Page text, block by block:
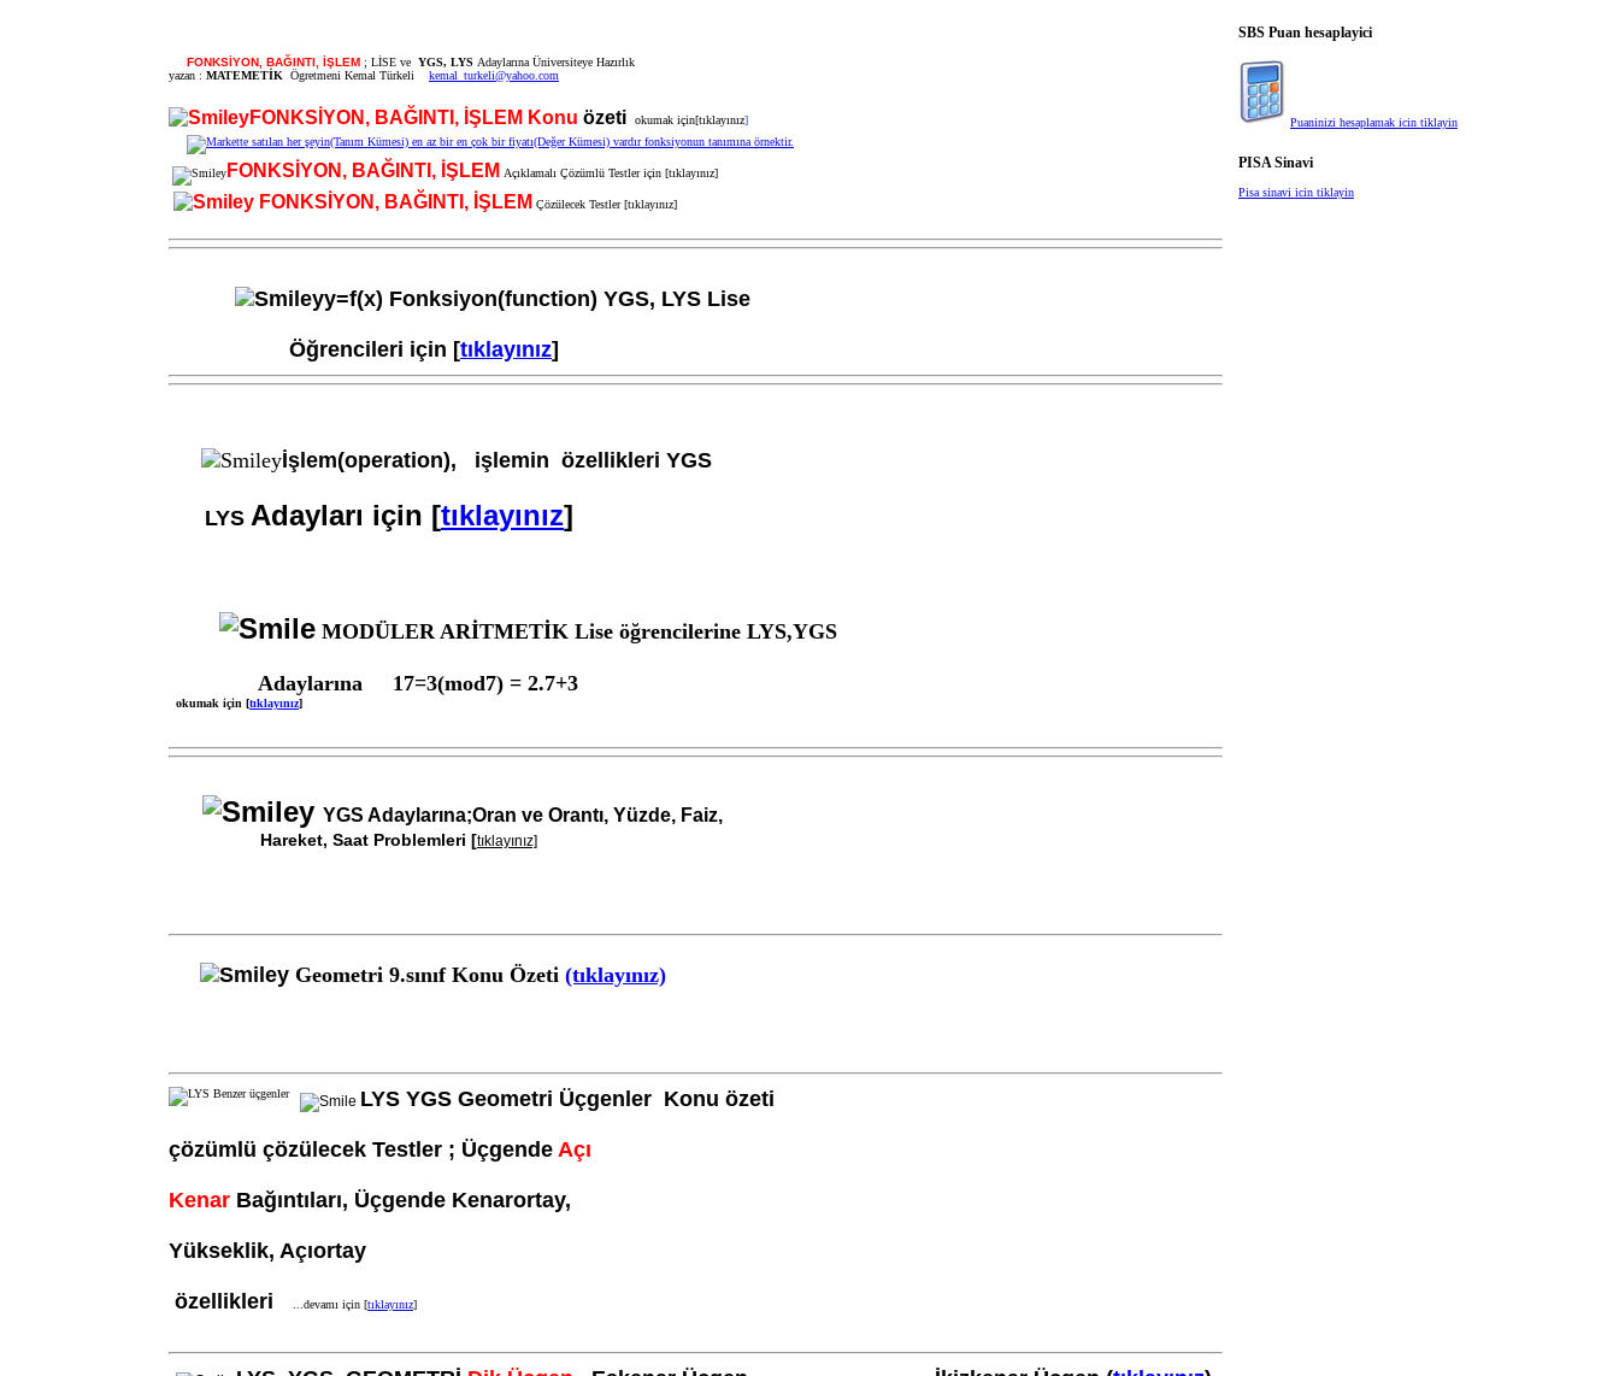
FONKSİYON, BAĞINTI, İŞLEM ; LİSE ve YGS, LYS Adaylarına Üniversiteye Hazırlık
yazan : MATEMETİK Ögretmeni Kemal Türkeli kemal_turkeli@yahoo.com
FONKSİYON, BAĞINTI, İŞLEM Konu özeti okumak için[tıklayınız]
FONKSİYON, BAĞINTI, İŞLEM Açıklamalı Çözümlü Testler için [tıklayınız]
FONKSİYON, BAĞINTI, İŞLEM Çözülecek Testler [tıklayınız]
y=f(x) Fonksiyon(function) YGS, LYS Lise
Öğrencileri için [tıklayınız]
İşlem(operation), işlemin özellikleri YGS
LYS Adayları için [tıklayınız]
MODÜLER ARİTMETİK Lise öğrencilerine LYS,YGS
Adaylarına 17=3(mod7) = 2.7+3
okumak için [tıklayınız]
YGS Adaylarına;Oran ve Orantı, Yüzde, Faiz,
Hareket, Saat Problemleri [tıklayınız]
Geometri 9.sınıf Konu Özeti (tıklayınız)
LYS YGS Geometri Üçgenler Konu özeti
çözümlü çözülecek Testler ; Üçgende Açı
Kenar Bağıntıları, Üçgende Kenarortay,
Yükseklik, Açıortay
özellikleri ...devamı için [tıklayınız]
SBS Puan hesaplayici
Puaninizi hesaplamak icin tiklayin
PISA Sinavi
Pisa sinavi icin tiklayin